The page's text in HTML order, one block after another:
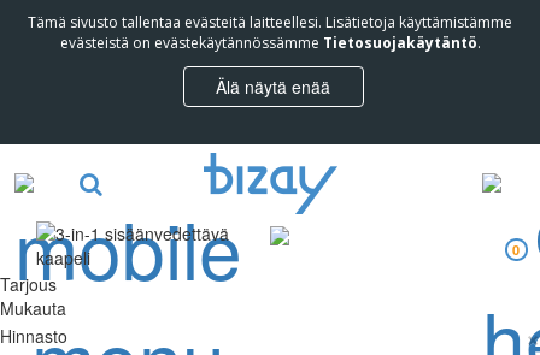
Tämä sivusto tallentaa evästeitä laitteellesi. Lisätietoja käyttämistämme
evästeistä on evästekäytännössämme Tietosuojakäytäntö.
Älä näytä enää
0
Tarjous
Mukauta
Hinnasto
×